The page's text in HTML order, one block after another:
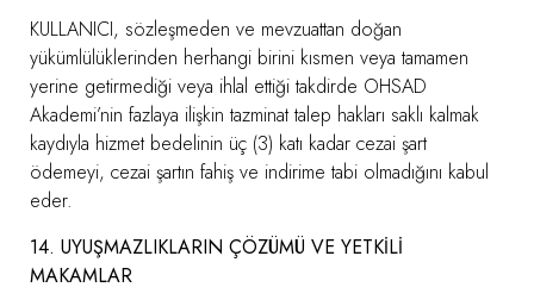
KULLANICI, sözleşmeden ve mevzuattan doğan
yükümlülüklerinden herhangi birini kısmen veya tamamen
yerine getirmediği veya ihlal ettiği takdirde OHSAD
Akademi’nin fazlaya ilişkin tazminat talep hakları saklı kalmak
kaydıyla hizmet bedelinin üç (3) katı kadar cezai şart
ödemeyi, cezai şartın fahiş ve indirime tabi olmadığını kabul
eder.
14. UYUŞMAZLIKLARIN ÇÖZÜMÜ VE YETKİLİ
MAKAMLAR